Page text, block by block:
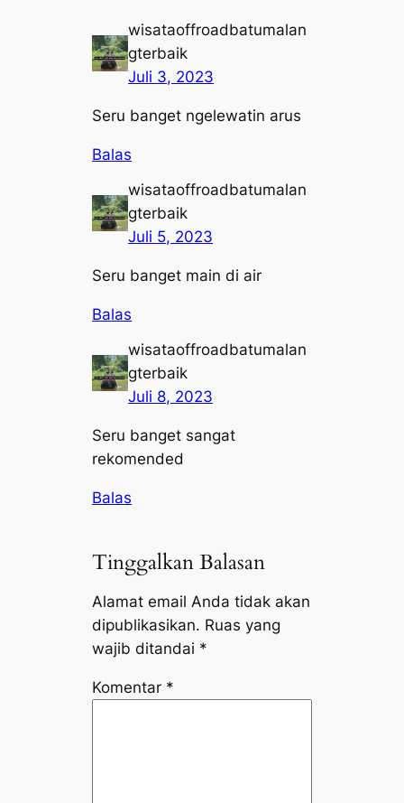
wisataoffroadbatumalan
gterbaik
Juli 3, 2023
Seru banget ngelewatin arus
Balas
wisataoffroadbatumalan
gterbaik
Juli 5, 2023
Seru banget main di air
Balas
wisataoffroadbatumalan
gterbaik
Juli 8, 2023
Seru banget sangat
rekomended
Balas
Tinggalkan Balasan
Alamat email Anda tidak akan
dipublikasikan. Ruas yang
wajib ditandai *
Komentar *